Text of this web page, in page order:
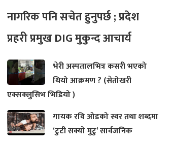
नागरिक पनि सचेत हुनुपर्छ ; प्रदेश
प्रहरी प्रमुख DIG मुकुन्द आचार्य
भेरी अस्पतालभित्र कसरी भएको
थियो आक्रमण ? (सेतोखरी
एक्सक्लुसिभ भिडियो )
गायक रवि ओडको स्वर तथा शब्दमा
‘टुटी सक्यो मुटु’ सार्वजनिक